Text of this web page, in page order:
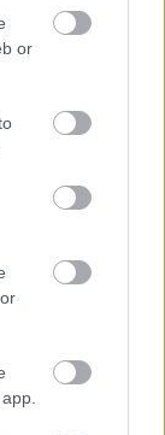
orTURBINA
az ország
kérik